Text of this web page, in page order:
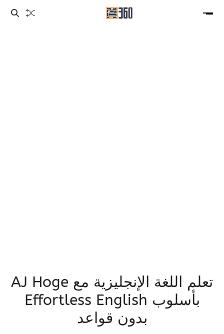
تعلم اللغة الإنجليزية مع AJ Hoge
بأسلوب Effortless English
بدون قواعد